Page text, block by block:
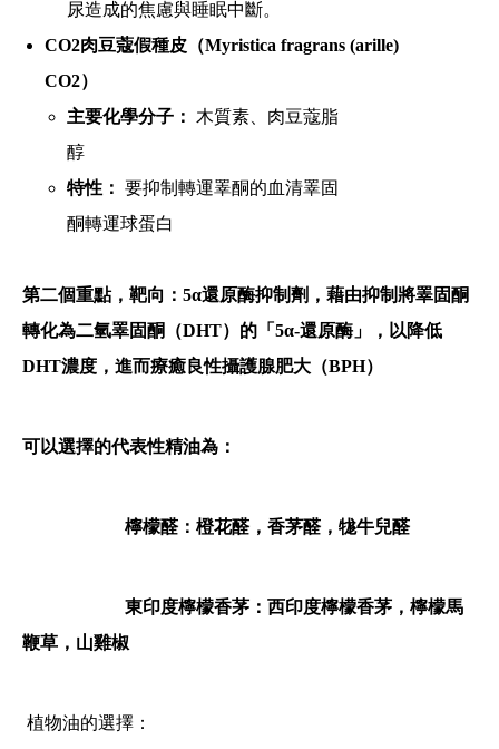
尿造成的焦慮與睡眠中斷。
CO2肉豆蔻假種皮（Myristica fragrans (arille)
CO2）
主要化學分子：
木質素、肉豆蔻脂
醇
特性： 要抑制轉運睪酮的血清睪固
酮轉運球蛋白
第二個重點，靶向：5α還原酶抑制劑， 藉由抑制將睪固酮
轉化為二氫睪固酮（DHT）的「5α-還原酶」，以降低
DHT濃度，進而療癒良性攝護腺肥大（BPH）
可以選擇的代表性精油為：
檸檬醛：橙花醛，香茅醛，牻牛兒醛
東印度檸檬香茅：西印度檸檬香茅，檸檬馬
鞭草，山雞椒
植物油的選擇：